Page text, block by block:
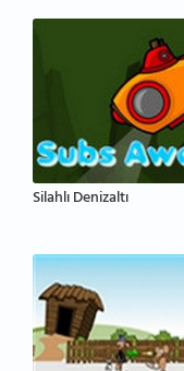
Silahlı Denizaltı